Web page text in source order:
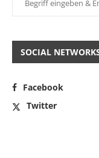
SOCIAL
Facebook
Twitter